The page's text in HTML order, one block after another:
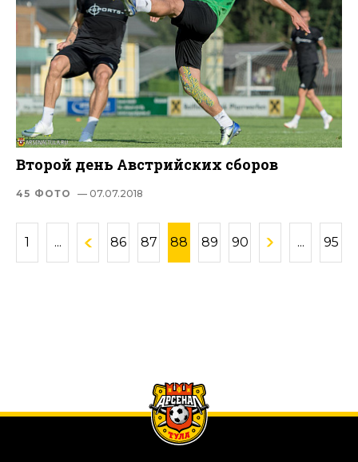
Второй день Австрийских сборов
45 ФОТО — 07.07.2018
1 ... 86 87 88 89 90 ... 95